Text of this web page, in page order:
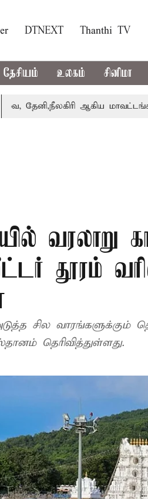
DTNEXT Thanthi TV
தேசியம் உலகம் சினிமா
ஆகிய மாவட்டங்களுக்கு
தூரம்
சில வாரங்களுக்கும்
தெரிவித்துள்ளது.